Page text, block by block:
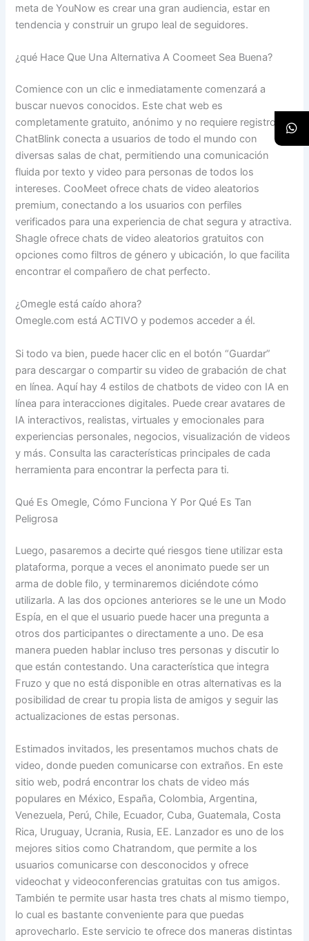
meta de YouNow es crear una gran audiencia, estar en
tendencia y construir un grupo leal de seguidores.
¿qué Hace Que Una Alternativa A Coomeet Sea Buena?
Comience con un clic e inmediatamente comenzará a
buscar nuevos conocidos. Este chat web es
completamente gratuito, anónimo y no requiere registro.
ChatBlink conecta a usuarios de todo el mundo con
diversas salas de chat, permitiendo una comunicación
fluida por texto y video para personas de todos los
intereses. CooMeet ofrece chats de video aleatorios
premium, conectando a los usuarios con perfiles
verificados para una experiencia de chat segura y atractiva.
Shagle ofrece chats de video aleatorios gratuitos con
opciones como filtros de género y ubicación, lo que facilita
encontrar el compañero de chat perfecto.
¿Omegle está caído ahora?
Omegle.com está ACTIVO y podemos acceder a él.
Si todo va bien, puede hacer clic en el botón “Guardar”
para descargar o compartir su video de grabación de chat
en línea. Aquí hay 4 estilos de chatbots de video con IA en
línea para interacciones digitales. Puede crear avatares de
IA interactivos, realistas, virtuales y emocionales para
experiencias personales, negocios, visualización de videos
y más. Consulta las características principales de cada
herramienta para encontrar la perfecta para ti.
Qué Es Omegle, Cómo Funciona Y Por Qué Es Tan
Peligrosa
Luego, pasaremos a decirte qué riesgos tiene utilizar esta
plataforma, porque a veces el anonimato puede ser un
arma de doble filo, y terminaremos diciéndote cómo
utilizarla. A las dos opciones anteriores se le une un Modo
Espía, en el que el usuario puede hacer una pregunta a
otros dos participantes o directamente a uno. De esa
manera pueden hablar incluso tres personas y discutir lo
que están contestando. Una característica que integra
Fruzo y que no está disponible en otras alternativas es la
posibilidad de crear tu propia lista de amigos y seguir las
actualizaciones de estas personas.
Estimados invitados, les presentamos muchos chats de
video, donde pueden comunicarse con extraños. En este
sitio web, podrá encontrar los chats de video más
populares en México, España, Colombia, Argentina,
Venezuela, Perú, Chile, Ecuador, Cuba, Guatemala, Costa
Rica, Uruguay, Ucrania, Rusia, EE. Lanzador es uno de los
mejores sitios como Chatrandom, que permite a los
usuarios comunicarse con desconocidos y ofrece
videochat y videoconferencias gratuitas con tus amigos.
También te permite usar hasta tres chats al mismo tiempo,
lo cual es bastante conveniente para que puedas
aprovecharlo. Este servicio te ofrece dos maneras distintas